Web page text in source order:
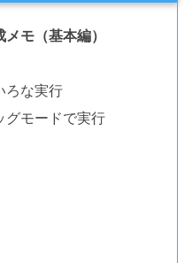
モ（基本編）
ろな実行
グモードで実行